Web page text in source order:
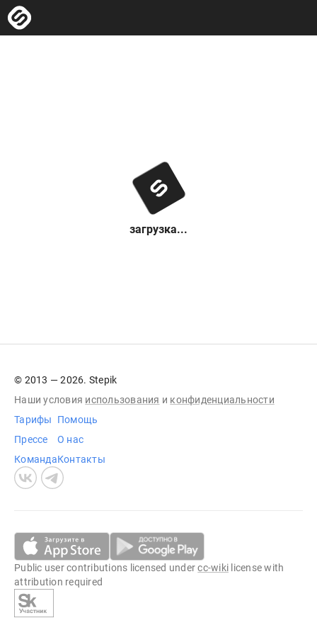
загрузка...
© 2013 — 2026. Stepik
Наши условия использования и конфиденциальности
Тарифы
Прессе
Команда
Помощь
О нас
Контакты
Public user contributions licensed undercc-wiki license with
attribution required